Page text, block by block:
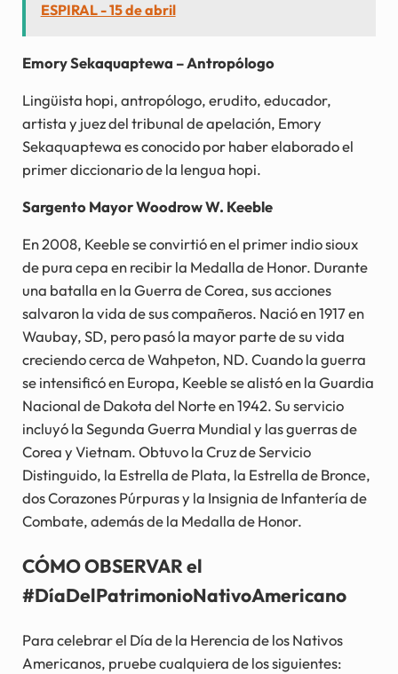
ESPIRAL - 15 de abril
Emory Sekaquaptewa – Antropólogo
Lingüista hopi, antropólogo, erudito, educador,
artista y juez del tribunal de apelación, Emory
Sekaquaptewa es conocido por haber elaborado el
primer diccionario de la lengua hopi.
Sargento Mayor Woodrow W. Keeble
En 2008, Keeble se convirtió en el primer indio sioux
de pura cepa en recibir la Medalla de Honor. Durante
una batalla en la Guerra de Corea, sus acciones
salvaron la vida de sus compañeros. Nació en 1917 en
Waubay, SD, pero pasó la mayor parte de su vida
creciendo cerca de Wahpeton, ND. Cuando la guerra
se intensificó en Europa, Keeble se alistó en la Guardia
Nacional de Dakota del Norte en 1942. Su servicio
incluyó la Segunda Guerra Mundial y las guerras de
Corea y Vietnam. Obtuvo la Cruz de Servicio
Distinguido, la Estrella de Plata, la Estrella de Bronce,
dos Corazones Púrpuras y la Insignia de Infantería de
Combate, además de la Medalla de Honor.
CÓMO OBSERVAR el
#DíaDelPatrimonioNativoAmericano
Para celebrar el Día de la Herencia de los Nativos
Americanos, pruebe cualquiera de los siguientes: